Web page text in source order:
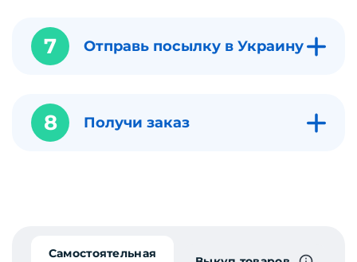
7 Отправь посылку в Украину
8 Получи заказ
Самостоятельная